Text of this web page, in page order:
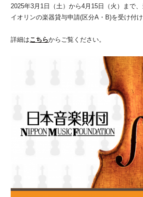
2025年3月1日（土）から4月15日（火）まで
イオリンの楽器貸与申請(区分A・B)を受け付け
詳細はこちらからご覧ください。